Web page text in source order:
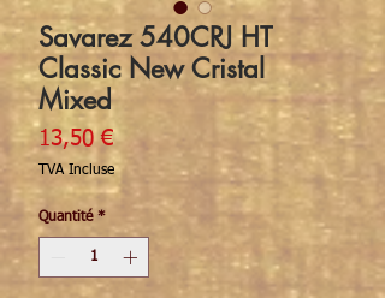
Savarez 540CRJ HT
Classic New Cristal
Mixed
13,50 €Prix
TVA Incluse
Quantité *